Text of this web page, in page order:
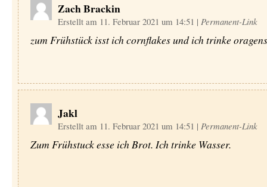
Zach Brackin
Erstellt am 11. Februar 2021 um 14:51 | Permanent-Link
zum Frühstück isst ich cornflakes und ich trinke
Jakl
Erstellt am 11. Februar 2021 um 14:51 | Permanent-Link
Zum Frühstuck esse ich Brot. Ich trinke Wasser.